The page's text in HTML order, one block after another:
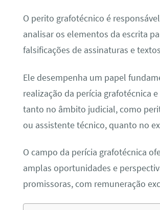
O perito grafotécnico é
analisar os elementos da escrita
falsificações de assinaturas e
Ele desempenha um papel
realização da perícia grafotécnica
tanto no âmbito judicial, como
ou assistente técnico, quanto no
O campo da perícia grafotécnica
amplas oportunidades e
promissoras, com remuneração